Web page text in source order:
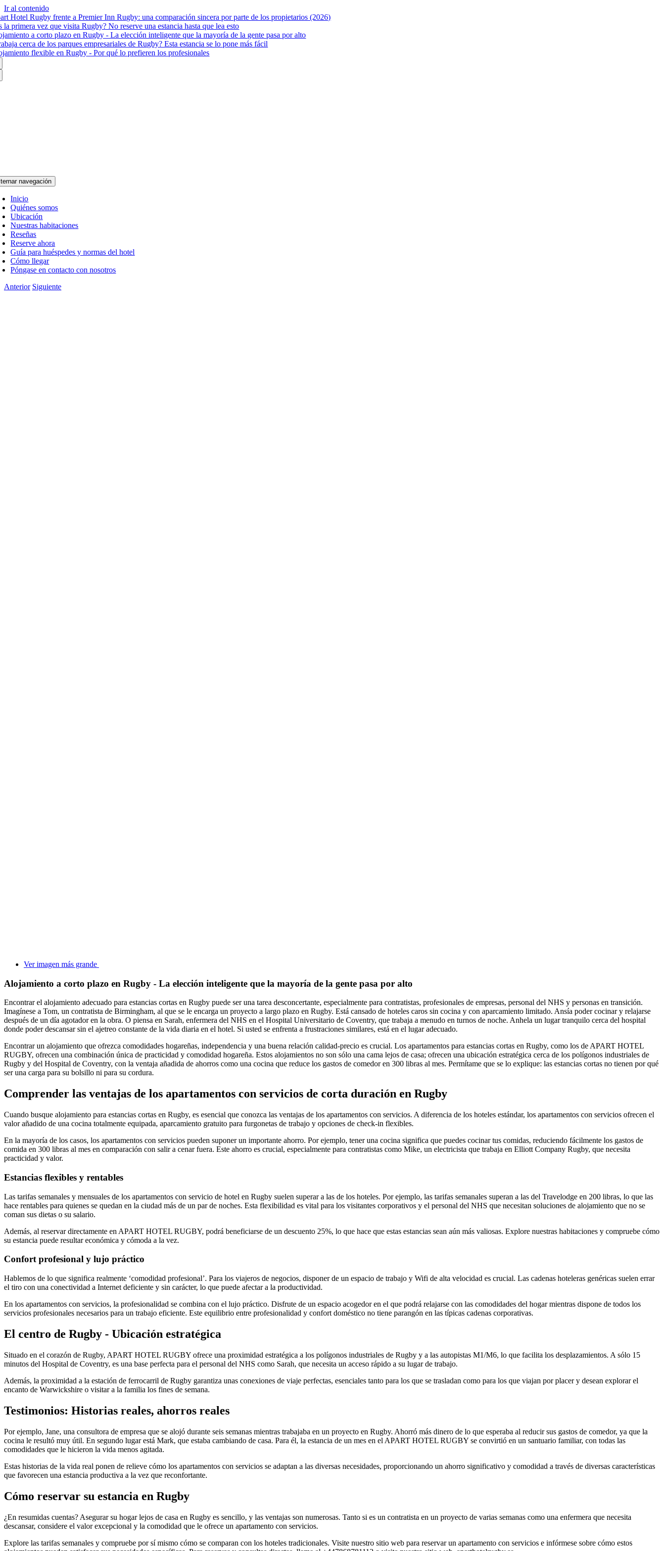
Ir al contenido
Hotel Rugby frente a Premier Inn Rugby: una comparación sincera por parte de los propietarios (2026)
la primera vez que visita Rugby? No reserve una estancia hasta que lea esto
a corto plazo en Rugby - La elección inteligente que la mayoría de la gente pasa por alto
cerca de los parques empresariales de Rugby? Esta estancia se lo pone más fácil
flexible en Rugby - Por qué lo prefieren los profesionales
navegación
Inicio
Quiénes somos
Ubicación
Nuestras habitaciones
Reseñas
Reserve ahora
Guía para huéspedes y normas del hotel
Cómo llegar
Póngase en contacto con nosotros
Anterior Siguiente
Ver imagen más grande
Alojamiento a corto plazo en Rugby - La elección inteligente que la mayoría de la gente pasa por alto
Encontrar el alojamiento adecuado para estancias cortas en Rugby puede ser una tarea desconcertante, especialmente para contratistas, profesionales de empresas, personal del NHS y personas en transición.
Imagínese a Tom, un contratista de Birmingham, al que se le encarga un proyecto a largo plazo en Rugby. Está cansado de hoteles caros sin cocina y con aparcamiento limitado. Ansía poder cocinar y relajarse
después de un día agotador en la obra. O piensa en Sarah, enfermera del NHS en el Hospital Universitario de Coventry, que trabaja a menudo en turnos de noche. Anhela un lugar tranquilo cerca del hospital
donde poder descansar sin el ajetreo constante de la vida diaria en el hotel. Si usted se enfrenta a frustraciones similares, está en el lugar adecuado.
Encontrar un alojamiento que ofrezca comodidades hogareñas, independencia y una buena relación calidad-precio es crucial. Los apartamentos para estancias cortas en Rugby, como los de APART HOTEL
RUGBY, ofrecen una combinación única de practicidad y comodidad hogareña. Estos alojamientos no son sólo una cama lejos de casa; ofrecen una ubicación estratégica cerca de los polígonos industriales de
Rugby y del Hospital de Coventry, con la ventaja añadida de ahorros como una cocina que reduce los gastos de comedor en 300 libras al mes. Permítame que se lo explique: las estancias cortas no tienen por qué
ser una carga para su bolsillo ni para su cordura.
Comprender las ventajas de los apartamentos con servicios de corta duración en Rugby
Cuando busque alojamiento para estancias cortas en Rugby, es esencial que conozca las ventajas de los apartamentos con servicios. A diferencia de los hoteles estándar, los apartamentos con servicios ofrecen el
valor añadido de una cocina totalmente equipada, aparcamiento gratuito para furgonetas de trabajo y opciones de check-in flexibles.
En la mayoría de los casos, los apartamentos con servicios pueden suponer un importante ahorro. Por ejemplo, tener una cocina significa que puedes cocinar tus comidas, reduciendo fácilmente los gastos de
comida en 300 libras al mes en comparación con salir a cenar fuera. Este ahorro es crucial, especialmente para contratistas como Mike, un electricista que trabaja en Elliott Company Rugby, que necesita
practicidad y valor.
Estancias flexibles y rentables
Las tarifas semanales y mensuales de los apartamentos con servicio de hotel en Rugby suelen superar a las de los hoteles. Por ejemplo, las tarifas semanales superan a las del Travelodge en 200 libras, lo que las
hace rentables para quienes se quedan en la ciudad más de un par de noches. Esta flexibilidad es vital para los visitantes corporativos y el personal del NHS que necesitan soluciones de alojamiento que no se
coman sus dietas o su salario.
Además, al reservar directamente en APART HOTEL RUGBY, podrá beneficiarse de un descuento 25%, lo que hace que estas estancias sean aún más valiosas. Explore nuestras habitaciones y compruebe cómo
su estancia puede resultar económica y cómoda a la vez.
Confort profesional y lujo práctico
Hablemos de lo que significa realmente ‘comodidad profesional’. Para los viajeros de negocios, disponer de un espacio de trabajo y Wifi de alta velocidad es crucial. Las cadenas hoteleras genéricas suelen errar
el tiro con una conectividad a Internet deficiente y sin carácter, lo que puede afectar a la productividad.
En los apartamentos con servicios, la profesionalidad se combina con el lujo práctico. Disfrute de un espacio acogedor en el que podrá relajarse con las comodidades del hogar mientras dispone de todos los
servicios profesionales necesarios para un trabajo eficiente. Este equilibrio entre profesionalidad y confort doméstico no tiene parangón en las típicas cadenas corporativas.
El centro de Rugby - Ubicación estratégica
Situado en el corazón de Rugby, APART HOTEL RUGBY ofrece una proximidad estratégica a los polígonos industriales de Rugby y a las autopistas M1/M6, lo que facilita los desplazamientos. A sólo 15
minutos del Hospital de Coventry, es una base perfecta para el personal del NHS como Sarah, que necesita un acceso rápido a su lugar de trabajo.
Además, la proximidad a la estación de ferrocarril de Rugby garantiza unas conexiones de viaje perfectas, esenciales tanto para los que se trasladan como para los que viajan por placer y desean explorar el
encanto de Warwickshire o visitar a la familia los fines de semana.
Testimonios: Historias reales, ahorros reales
Por ejemplo, Jane, una consultora de empresa que se alojó durante seis semanas mientras trabajaba en un proyecto en Rugby. Ahorró más dinero de lo que esperaba al reducir sus gastos de comedor, ya que la
cocina le resultó muy útil. En segundo lugar está Mark, que estaba cambiando de casa. Para él, la estancia de un mes en el APART HOTEL RUGBY se convirtió en un santuario familiar, con todas las
comodidades que le hicieron la vida menos agitada.
Estas historias de la vida real ponen de relieve cómo los apartamentos con servicios se adaptan a las diversas necesidades, proporcionando un ahorro significativo y comodidad a través de diversas características
que favorecen una estancia productiva a la vez que reconfortante.
Cómo reservar su estancia en Rugby
¿En resumidas cuentas? Asegurar su hogar lejos de casa en Rugby es sencillo, y las ventajas son numerosas. Tanto si es un contratista en un proyecto de varias semanas como una enfermera que necesita
descansar, considere el valor excepcional y la comodidad que le ofrece un apartamento con servicios.
Explore las tarifas semanales y compruebe por sí mismo cómo se comparan con los hoteles tradicionales. Visite nuestro sitio web para reservar un apartamento con servicios e infórmese sobre cómo estos